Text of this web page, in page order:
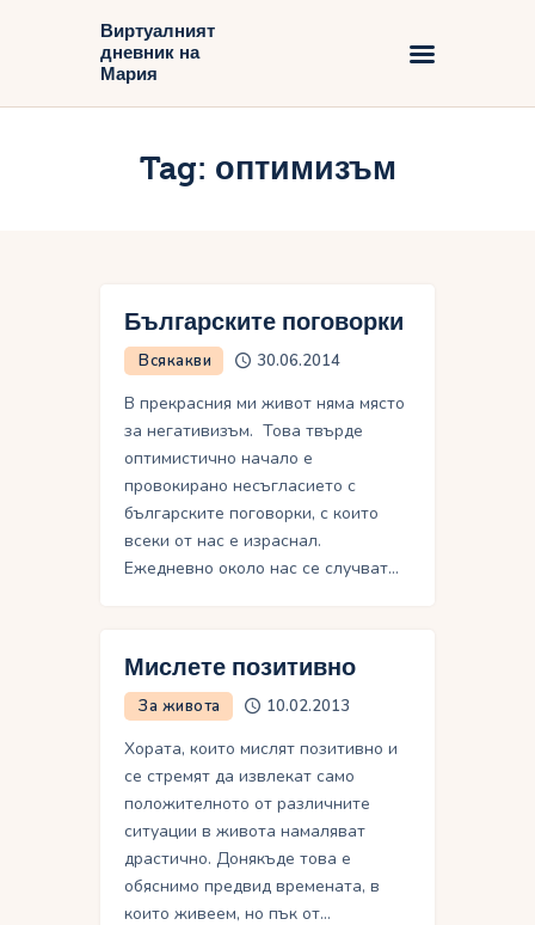
Виртуалният
дневник на
Мария
Tag: оптимизъм
Виртуалният дневник на Мария
Блог
Българските поговорки
Всякакви 30.06.2014
В прекрасния ми живот няма място
за негативизъм. Това твърде
оптимистично начало е
провокирано несъгласието с
българските поговорки, с които
всеки от нас е израснал.
Ежедневно около нас се случват…
Мислете позитивно
За живота 10.02.2013
Хората, които мислят позитивно и
се стремят да извлекат само
положителното от различните
ситуации в живота намаляват
драстично. Донякъде това е
обяснимо предвид времената, в
които живеем, но пък от…